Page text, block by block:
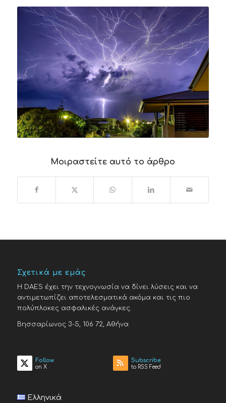
Μοιραστείτε αυτό το άρθρο
Σχετικά με εμάς
H DAES έχει την τεχνογνωσία να δίνει λύσεις και να
αντιμετωπίζει αποτελεσματικά ακόμα και τις πιο
πολύπλοκες ασφαλικές ανάγκες.
Βησσαρίωνος 3-5, 106 72, Αθήνα
Follow
on X
Subscribe
to RSS Feed
Ελληνικά